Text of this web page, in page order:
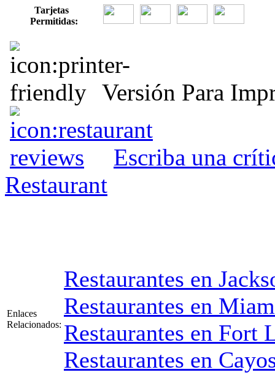
Tarjetas
Permitidas:
Versión Para
Escriba una
Restaurant
Enlaces
Relacionados:
Restaurantes en
Restaurantes en
Restaurantes en Fort
Restaurantes en